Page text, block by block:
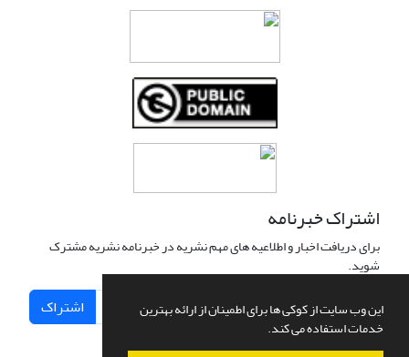
این وب سایت از کوکی ها برای اطمینان از ارائه بهترین
خدمات استفاده می کند.
اشتراک خبرنامه
برای دریافت اخبار و اطلاعیه های مهم نشریه در خبرنامه نشریه مشترک
شوید.
اشتراک